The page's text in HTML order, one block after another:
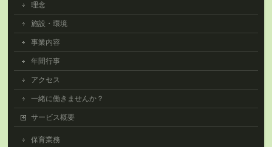
理念
施設・環境
事業内容
年間行事
アクセス
一緒に働きませんか？
サービス概要
保育業務